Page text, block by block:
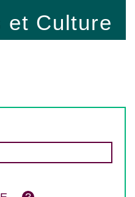
et Culture